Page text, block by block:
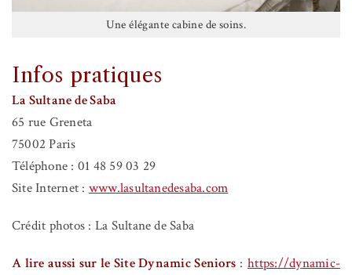
Une élégante cabine de soins.
Infos pratiques
La Sultane de Saba
65 rue Greneta
75002 Paris
Téléphone : 01 48 59 03 29
Site Internet : www.lasultanedesaba.com
Crédit photos : La Sultane de Saba
A lire aussi sur le Site Dynamic Seniors :https://dynamic-